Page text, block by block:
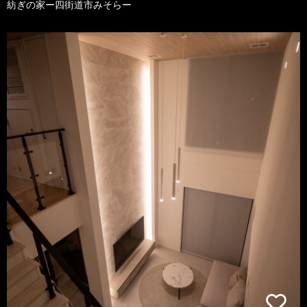
紡ぎの家ー四街道市みそらー